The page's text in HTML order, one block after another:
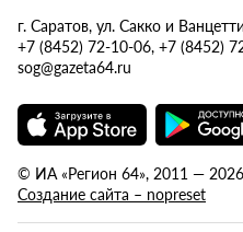
г. Саратов, ул. Сакко и
+7 (8452) 72-10-06, +7 (8452)
sog@gazeta64.ru
© ИА «Регион 64», 2011 —
Создание сайта – nopreset